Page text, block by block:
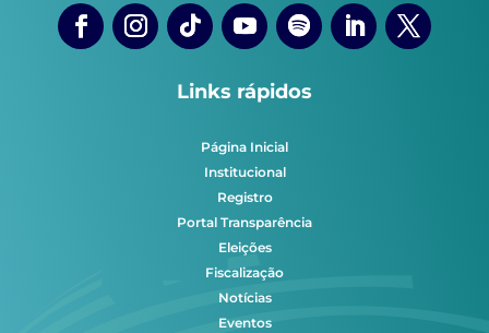
Links rápidos
Página Inicial
Institucional
Registro
Portal Transparência
Eleições
Fiscalização
Notícias
Eventos